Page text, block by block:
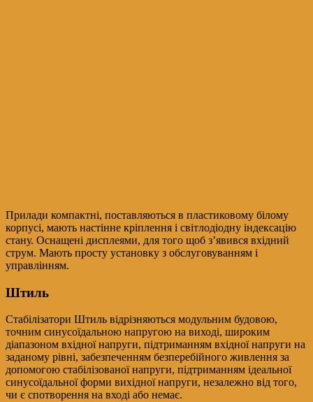
Прилади компактні, поставляються в пластиковому білому
корпусі, мають настінне кріплення і світлодіодну індексацію
стану. Оснащені дисплеями, для того щоб з’явився вхідний
струм. Мають просту установку з обслуговуванням і
управлінням.
Штиль
Стабілізатори Штиль відрізняються модульним будовою,
точним синусоїдальною напругою на виході, широким
діапазоном вхідної напруги, підтриманням вхідної напруги на
заданому рівні, забезпеченням безперебійного живлення за
допомогою стабілізованої напруги, підтриманням ідеальної
синусоїдальної форми вихідної напруги, незалежно від того,
чи є спотворення на вході або немає.